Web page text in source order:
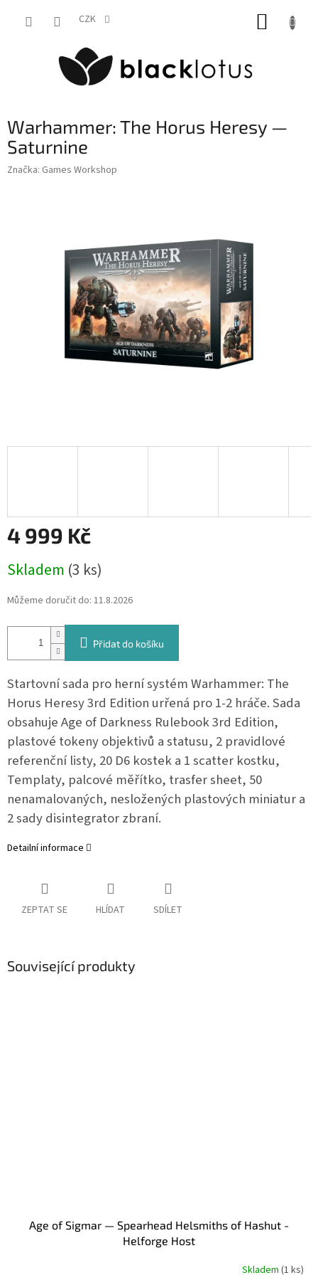
CZK
Warhammer: The Horus Heresy —
Saturnine
Značka: Games Workshop
4 999 Kč
cena:
Skladem (3 ks)
Můžeme doručit do: 11.8.2026
Přidat do košíku
Startovní sada pro herní systém Warhammer: The
Horus Heresy 3rd Edition urřená pro 1-2 hráče. Sada
obsahuje Age of Darkness Rulebook 3rd Edition,
plastové tokeny objektivů a statusu, 2 pravidlové
referenční listy, 20 D6 kostek a 1 scatter kostku,
Templaty, palcové měřítko, trasfer sheet, 50
nenamalovaných, nesložených plastových miniatur a
2 sady disintegrator zbraní.
Detailní informace
ZEPTAT SE HLÍDAT SDÍLET
Související produkty
Age of Sigmar — Spearhead Helsmiths of Hashut -
Helforge Host
Skladem (1 ks)